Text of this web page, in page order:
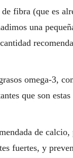
fibra (que es
una
omega-3,
que son
de
fuertes, y